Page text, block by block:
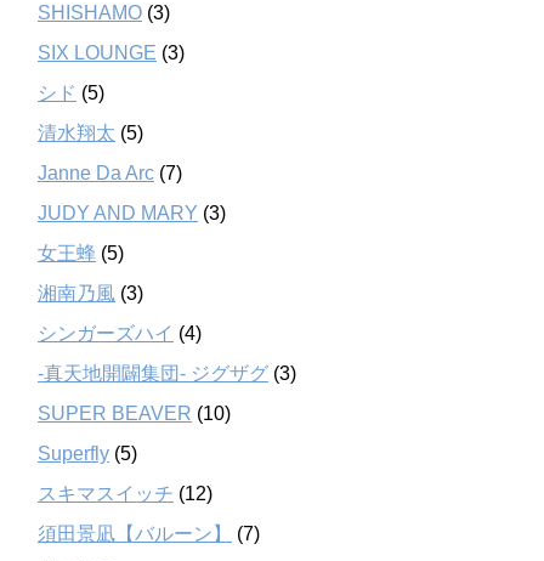
SHISHAMO (3)
SIX LOUNGE (3)
シド (5)
清水翔太 (5)
Janne Da Arc (7)
JUDY AND MARY (3)
女王蜂 (5)
湘南乃風 (3)
シンガーズハイ (4)
-真天地開闢集団- ジグザグ (3)
SUPER BEAVER (10)
Superfly (5)
スキマスイッチ (12)
須田景凪【バルーン】
(7)